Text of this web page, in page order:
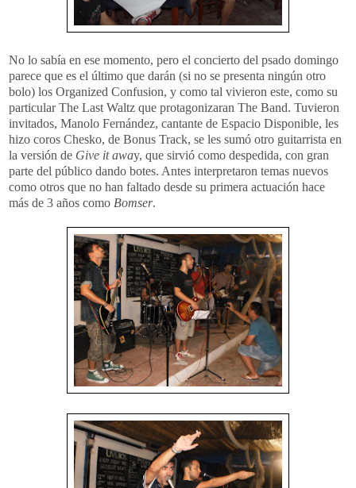
No lo sabía en ese momento, pero el concierto del psado domingo
parece que es el último que darán (si no se presenta ningún otro
bolo) los Organized Confusion, y como tal vivieron este, como su
particular The Last Waltz que protagonizaran The Band. Tuvieron
invitados, Manolo Fernández, cantante de Espacio Disponible, les
hizo coros Chesko, de Bonus Track, se les sumó otro guitarrista en
la versión de Give it away, que sirvió como despedida, con gran
parte del público dando botes. Antes interpretaron temas nuevos
como otros que no han faltado desde su primera actuación hace
más de 3 años como Bomser.